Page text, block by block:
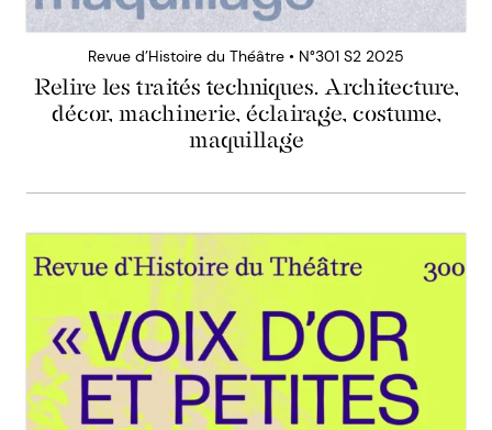
Revue d’Histoire du Théâtre • N°301 S2 2025
Relire les traités techniques. Architecture,
décor, machinerie, éclairage, costume,
maquillage